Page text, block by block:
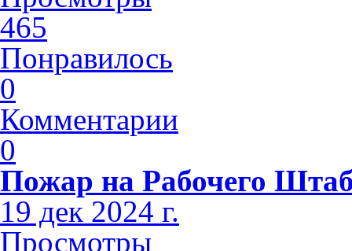
465
Понравилось
0
Комментарии
0
Пожар на Рабочего
19 дек 2024 г.
Просмотры